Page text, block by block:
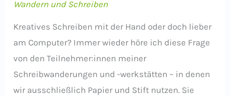
Wandern und Schreiben
Kreatives Schreiben mit der Hand oder doch lieber
am Computer? Immer wieder höre ich diese Frage
von den Teilnehmer:innen meiner
Schreibwanderungen und -werkstätten – in denen
wir ausschließlich Papier und Stift nutzen. Sie